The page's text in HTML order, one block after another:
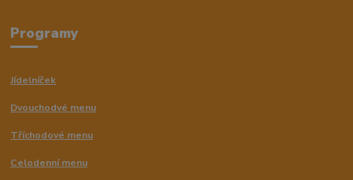
Programy
Jídelníček
Dvouchodvé menu
Tříchodové menu
Celodenní menu